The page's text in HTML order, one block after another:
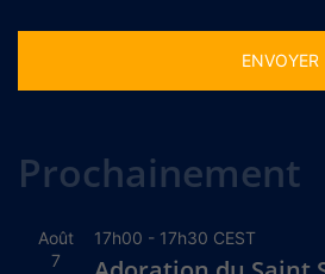
Prochainement
Août
7
17h00 - 17h30 CEST